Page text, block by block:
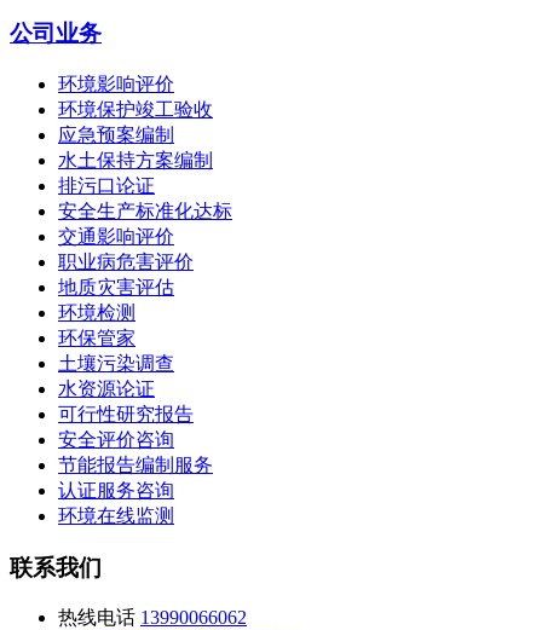
公司业务
环境影响评价
环境保护竣工验收
应急预案编制
水土保持方案编制
排污口论证
安全生产标准化达标
交通影响评价
职业病危害评价
地质灾害评估
环境检测
环保管家
土壤污染调查
水资源论证
可行性研究报告
安全评价咨询
节能报告编制服务
认证服务咨询
环境在线监测
联系我们
热线电话 13990066062